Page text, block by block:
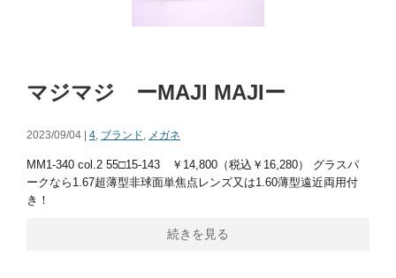
マジマジ ーMAJI MAJIー
2023/09/04 | 4 ブランド メガネ
MM1-340 col.2 55□15-143 ￥14,800（税込￥16,280） グラスパ
ークなら1.67超薄型非球面単焦点レンズ又は1.60薄型遠近両用付
き！
続きを見る